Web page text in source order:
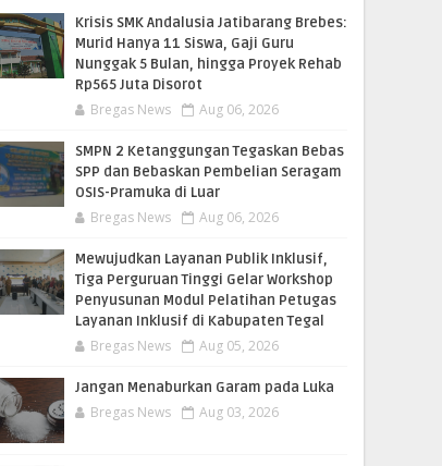
TERBARU
Krisis SMK Andalusia Jatibarang Brebes:
Murid Hanya 11 Siswa, Gaji Guru
Nunggak 5 Bulan, hingga Proyek Rehab
Rp565 Juta Disorot
Bregas News Aug 06, 2026
SMPN 2 Ketanggungan Tegaskan Bebas
SPP dan Bebaskan Pembelian Seragam
OSIS-Pramuka di Luar
Bregas News Aug 06, 2026
​Mewujudkan Layanan Publik Inklusif,
Tiga Perguruan Tinggi Gelar Workshop
Penyusunan Modul Pelatihan Petugas
Layanan Inklusif di Kabupaten Tegal
Bregas News Aug 05, 2026
Jangan Menaburkan Garam pada Luka
Bregas News Aug 03, 2026